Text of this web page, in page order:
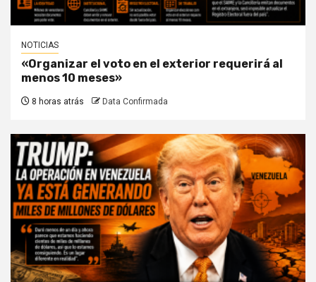
NOTICIAS
«Organizar el voto en el exterior requerirá al
menos 10 meses»
8 horas atrás Data Confirmada